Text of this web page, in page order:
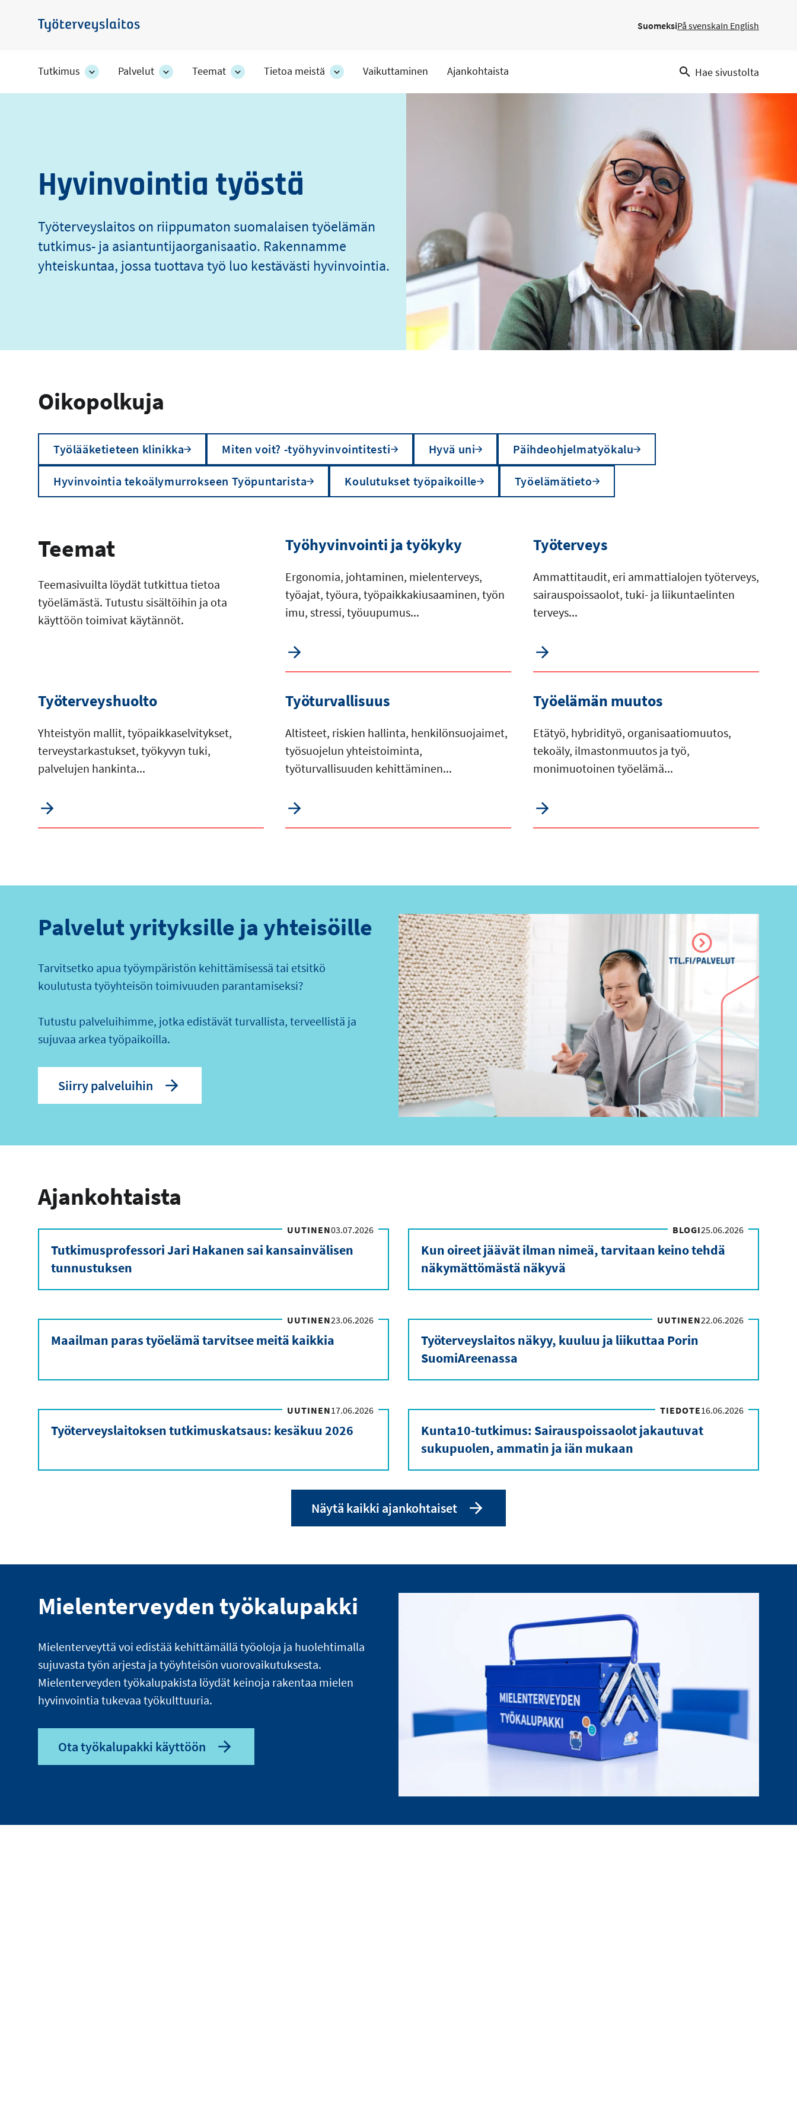
pääsisältöön
Työterveyslaitos
SuomeksiPå svenskaIn English
Tutkimus
Tutkimus
-
Palvelut
Palvelut
-
Teemat
Teemat
-
Tietoa meistä
Tietoa
meistä
Vaikuttaminen Ajankohtaista Hae sivustolta
Työterveyslaitos
Hyvinvointia työstä
Työterveyslaitos on riippumaton suomalaisen työelämän
tutkimus- ja asiantuntijaorganisaatio. Rakennamme
yhteiskuntaa, jossa tuottava työ luo kestävästi hyvinvointia.
Oikopolkuja
Työlääketieteen klinikka Miten voit? -työhyvinvointitesti Hyvä uni Päihdeohjelmatyökalu
Hyvinvointia tekoälymurrokseen Työpuntarista Koulutukset työpaikoille Työelämätieto
Teemat
Teemasivuilta löydät tutkittua tietoa
työelämästä. Tutustu sisältöihin ja ota
käyttöön toimivat käytännöt.
Työhyvinvointi ja työkyky
Ergonomia, johtaminen, mielenterveys,
työajat, työura, työpaikkakiusaaminen, työn
imu, stressi, työuupumus...
Työterveys
Ammattitaudit, eri ammattialojen työterveys,
sairauspoissaolot, tuki- ja liikuntaelinten
terveys...
Työterveyshuolto
Yhteistyön mallit, työpaikkaselvitykset,
terveystarkastukset, työkyvyn tuki,
palvelujen hankinta...
Työturvallisuus
Altisteet, riskien hallinta, henkilönsuojaimet,
työsuojelun yhteistoiminta,
työturvallisuuden kehittäminen...
Työelämän muutos
Etätyö, hybridityö, organisaatiomuutos,
tekoäly, ilmastonmuutos ja työ,
monimuotoinen työelämä...
Palvelut yrityksille ja yhteisöille
Tarvitsetko apua työympäristön kehittämisessä tai etsitkö
koulutusta työyhteisön toimivuuden parantamiseksi?
Tutustu palveluihimme, jotka edistävät turvallista, terveellistä ja
sujuvaa arkea työpaikoilla.
Siirry palveluihin
Ajankohtaista
UUTINEN03.07.2026
Tutkimusprofessori Jari Hakanen sai kansainvälisen
tunnustuksen
BLOGI25.06.2026
Kun oireet jäävät ilman nimeä, tarvitaan keino tehdä
näkymättömästä näkyvä
UUTINEN23.06.2026
Maailman paras työelämä tarvitsee meitä kaikkia
UUTINEN22.06.2026
Työterveyslaitos näkyy, kuuluu ja liikuttaa Porin
SuomiAreenassa
UUTINEN17.06.2026
Työterveyslaitoksen tutkimuskatsaus: kesäkuu 2026
TIEDOTE16.06.2026
Kunta10-tutkimus: Sairauspoissaolot jakautuvat
sukupuolen, ammatin ja iän mukaan
Näytä kaikki ajankohtaiset
Mielenterveyden työkalupakki
Mielenterveyttä voi edistää kehittämällä työoloja ja huolehtimalla
sujuvasta työn arjesta ja työyhteisön vuorovaikutuksesta.
Mielenterveyden työkalupakista löydät keinoja rakentaa mielen
hyvinvointia tukevaa työkulttuuria.
Ota työkalupakki käyttöön